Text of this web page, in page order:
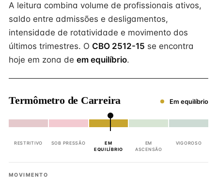
A leitura combina volume de profissionais ativos,
saldo entre admissões e desligamentos,
intensidade de rotatividade e movimento dos
últimos trimestres. O CBO 2512-15 se encontra
hoje em zona de em equilíbrio.
Termômetro de Carreira Em equilíbrio
RESTRITIVO SOB PRESSÃO
EM
EQUILÍBRIO
EM
ASCENSÃO
VIGOROSO
MOVIMENTO